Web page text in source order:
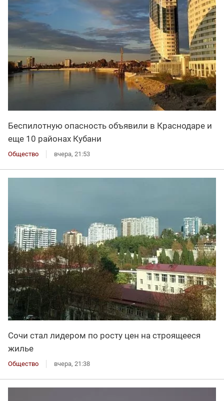
Беспилотную опасность объявили в Краснодаре и
еще 10 районах Кубани
Общество вчера, 21:53
Сочи стал лидером по росту цен на строящееся
жилье
Общество вчера, 21:38